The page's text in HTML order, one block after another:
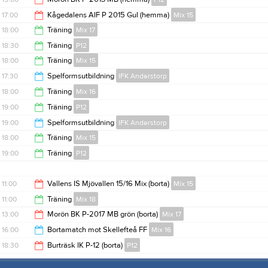
15:00
17:00
17:00 Kågedalens AIF P 2015 Gul (hemma) Mix 15
19:00
18:00 Träning Mix 17
19:00
18:30 Träning P12
20:00
18:00 Träning Mix 15
19:00
17:30 Spelformsutbildning IFK Anderstorp
19:00
18:00 Träning Mix 16
19:00
19:00 Träning P12
20:00
19:00 Spelformsutbildning IFK Anderstorp
20:30
18:00 Träning Mix 15
19:00 Träning P12
20:00
11:00 Vallens IS Mjövallen 15/16 Mix (borta) Mix 15
13:00
11:00 Träning Mix 18
12:00
13:00 Morön BK P-2017 MB grön (borta) Mix 17
14:00
16:00 Bortamatch mot Skellefteå FF Mix 16
17:00
18:30 Burträsk IK P-12 (borta) P12